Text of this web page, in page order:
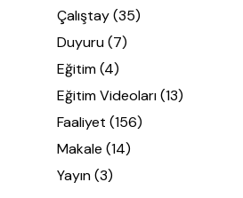
Çalıştay(35)
Duyuru(7)
Eğitim(4)
Eğitim Videoları(13)
Faaliyet (156)
Makale (14)
Yayın(3)